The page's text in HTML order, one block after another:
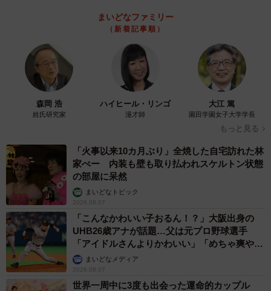
う」と呼び掛け。VOICTIONの担当者は「アニメによって
制度のメリット、デメリット、よくある誤解などをあらた
めて整理し、制度そのものと問題点についての認知が広ま
ることを期待しています」と話す。
今回の取り組みに対し、日本を代表する声優の山寺宏一さ
んは「声優業界のこと以前に、あらゆる職種の小規模事業
者と、そこに関わる全ての人に影響を及ぼすとても大きな
問題だと思います。よって、全ての国民に関係するのでは
ないでしょうか」とコメント。山寺さん自身、「賛成反対
を論じる前に、制度の仕組みと問題点を正しく理解しなけ
ればと感じて」いたといい、「そもそも消費税は預かり金
ではなく『益税』というものは無い、という事実に驚きま
した。スタートまで時間がありませんが、この動画を始
め、専門家の方の意見を聞いてキチンと学んで行きたいと
思います」との姿勢を示した。
まいどなファミリー
（新着記事順）
森岡 浩
姓氏研究家
ハイヒール・リンゴ
漫才師
大江 篤
園田学園女子大学学長
もっと見る
「火事以来10カ月ぶり」全焼した自宅訪れた林
家ぺー 内装も壁も取り払われスケルトン状態
の部屋に呆然
まいどなトピック
2026.08.07
「こんなかわいい子おるん！？」大阪出身の
UHB26歳アナが話題…父は元プロ野球選手
「アイドルさんよりかわいい」「めちゃ爽や
か」まいどなメディア
2026.08.07
世界一周中に3度も出会った運命的カップル